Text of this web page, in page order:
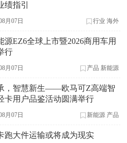
绩指引
月07日 行业 海外
源EZ6全球上市暨2026商用车用
行
月07日 产品 新能源
，智慧新生——欧马可Z高端智
卡用户品鉴活动圆满举行
月07日 新能源 产品
跑大件运输或将成为现实